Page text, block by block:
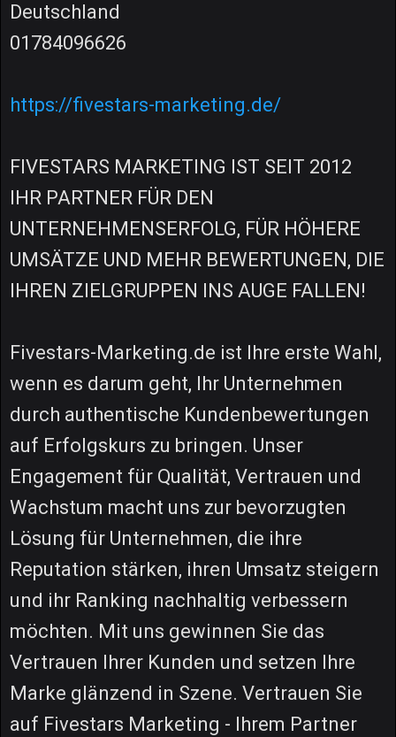
Deutschland
01784096626
https://fivestars-marketing.de/
FIVESTARS MARKETING IST SEIT 2012
IHR PARTNER FÜR DEN
UNTERNEHMENSERFOLG, FÜR HÖHERE
UMSÄTZE UND MEHR BEWERTUNGEN, DIE
IHREN ZIELGRUPPEN INS AUGE FALLEN!
Fivestars-Marketing.de ist Ihre erste Wahl,
wenn es darum geht, Ihr Unternehmen
durch authentische Kundenbewertungen
auf Erfolgskurs zu bringen. Unser
Engagement für Qualität, Vertrauen und
Wachstum macht uns zur bevorzugten
Lösung für Unternehmen, die ihre
Reputation stärken, ihren Umsatz steigern
und ihr Ranking nachhaltig verbessern
möchten. Mit uns gewinnen Sie das
Vertrauen Ihrer Kunden und setzen Ihre
Marke glänzend in Szene. Vertrauen Sie
auf Fivestars Marketing - Ihrem Partner